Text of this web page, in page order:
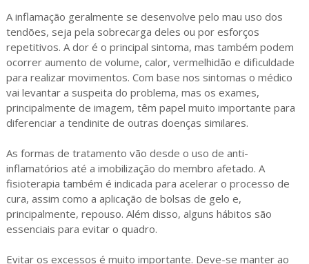
A inflamação geralmente se desenvolve pelo mau uso dos
tendões, seja pela sobrecarga deles ou por esforços
repetitivos. A dor é o principal sintoma, mas também podem
ocorrer aumento de volume, calor, vermelhidão e dificuldade
para realizar movimentos. Com base nos sintomas o médico
vai levantar a suspeita do problema, mas os exames,
principalmente de imagem, têm papel muito importante para
diferenciar a tendinite de outras doenças similares.
As formas de tratamento vão desde o uso de anti-
inflamatórios até a imobilização do membro afetado. A
fisioterapia também é indicada para acelerar o processo de
cura, assim como a aplicação de bolsas de gelo e,
principalmente, repouso. Além disso, alguns hábitos são
essenciais para evitar o quadro.
Evitar os excessos é muito importante. Deve-se manter ao